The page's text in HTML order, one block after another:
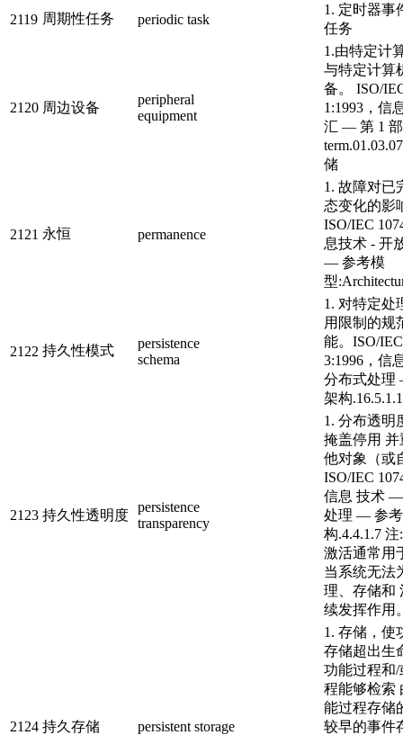
2119 周期性任务 periodic task
1. 定时器事
任务
2120 周边设备
peripheral
equipment
1.由特定计
与特定计算
备。 ISO/
1:1993，信
汇 — 第 1
储
2121 永恒 permanence
1. 故障对已
态变化的影
ISO/IEC
息技术 - 开
— 参考模
型
2122 持久性模式
persistence
schema
1. 对特定处
用限制的规
能。ISO/
3:1996，信
分布式处理
架构.16.5.1.1
2123 持久性透明度
persistence
transparency
1. 分布透明
掩盖停用
他对象（或
ISO/IEC
信息 技术
处理 — 参
构.4.4.1.7
激活通常用
当系统无法
理、存储和
续发挥作用
2124 持久存储 persistent storage
1. 存储，使
存储超出生
功能过程和
程能够检索
能过程存储
较早的事件